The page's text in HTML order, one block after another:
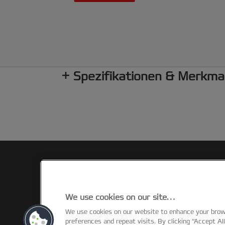
Spezifikationen &
©2026 ACCO Brands
We use cookies on our site…
We use cookies on our website to enhance your
preferences and repeat visits. By clicking “Accept